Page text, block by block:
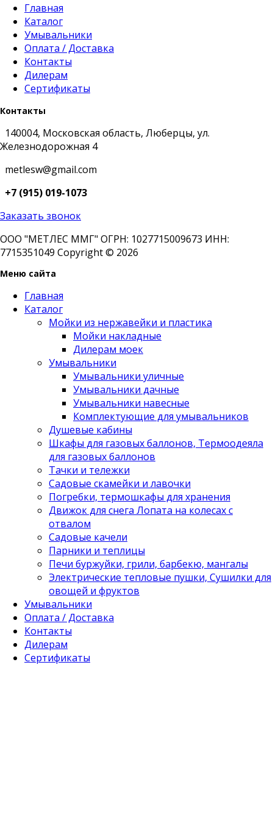
Главная
Каталог
Умывальники
Оплата / Доставка
Контакты
Дилерам
Сертификаты
Контакты
140004, Московская область, Люберцы, ул.
Железнодорожная 4
metlesw@gmail.com
+7 (915) 019-1073
Заказать звонок
ООО "МЕТЛЕС ММГ" ОГРН: 1027715009673 ИНН:
7715351049 Copyright © 2026
Меню сайта
Главная
Каталог
Мойки из нержавейки и пластика
Мойки накладные
Дилерам моек
Умывальники
Умывальники уличные
Умывальники дачные
Умывальники навесные
Комплектующие для умывальников
Душевые кабины
Шкафы для газовых баллонов, Термоодеяла
для газовых баллонов
Тачки и тележки
Садовые скамейки и лавочки
Погребки, термошкафы для хранения
Движок для снега Лопата на колесах с
отвалом
Садовые качели
Парники и теплицы
Печи буржуйки, грили, барбекю, мангалы
Электрические тепловые пушки, Сушилки для
овощей и фруктов
Умывальники
Оплата / Доставка
Контакты
Дилерам
Сертификаты